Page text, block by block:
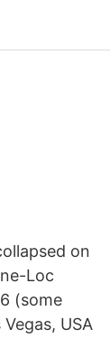
on
Loc
(some
USA